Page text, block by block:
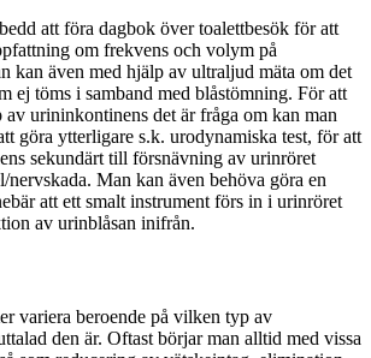
att föra dagbok över toalettbesök för att
om frekvens och volym på
kan även med hjälp av ultraljud mäta om det
ej töms i samband med blåstömning. För att
urininkontinens det är fråga om kan man
göra ytterligare s.k. urodynamiska test, för att
sekundärt till försnävning av urinröret
nervskada. Man kan även behöva göra en
att ett smalt instrument förs in i urinröret
av urinblåsan inifrån.
variera beroende på vilken typ av
den är. Oftast börjar man alltid med vissa